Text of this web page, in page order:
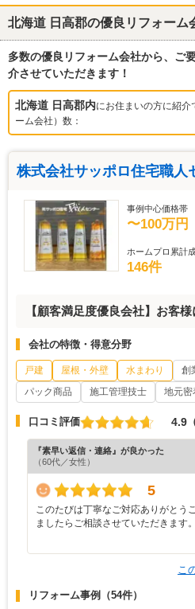
北海道 日高郡の優良リフォーム
多数の優良リフォーム会社から、ご
介させていただきます！
北海道 日高郡内にお住まいの方に紹介
ーム会社）数：
株式会社サッポロ住宅職人
事例中心価格帯
〜100万円
ホームプロ累計
146件
【顧客満足度優良会社】お客
会社の特徴・得意分野
戸建 屋根・外壁 水まわり 創
パック商品
施工管理技士 地元密
口コミ評価 4.9
『素早い返信・連絡』が良かった
（60代／女性）
5
このたびは丁寧なご対応ありがとう
ましたらご相談させていただきます
こ
リフォーム事例 （54件）